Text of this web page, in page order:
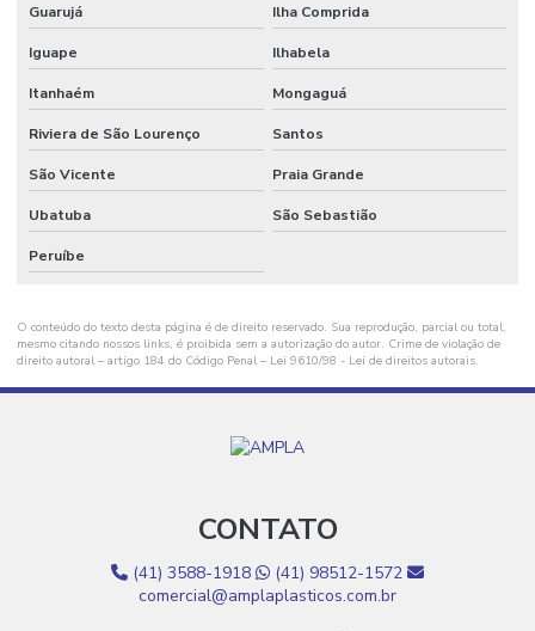
Fornecedor De Sacos Plásticos
Fornecedores De Bobinas E Filmes Plásticos
Fornecimento De Aparas Plásticas
Fornecimento De Aparas Plásticas Para Indústria
Grãos De Plástico
Grãos De Plástico Canela
Grãos De Plástico Colorido Por Atacado
Grãos De Plástico Cristal Para Indústria
Grãos De Plástico Cristal Para Venda
Guarujá Ilha Comprida
Iguape Ilhabela
Itanhaém Mongaguá
Riviera de São Lourenço Santos
São Vicente Praia Grande
Ubatuba São Sebastião
Peruíbe
O conteúdo do texto desta página é de direito reservado. Sua reprodução, parcial ou total,
mesmo citando nossos links, é proibida sem a autorização do autor. Crime de violação de
direito autoral – artigo 184 do Código Penal – Lei 9610/98 - Lei de direitos autorais.
CONTATO
(41) 3588-1918
(41) 98512-1572
comercial@amplaplasticos.com.br